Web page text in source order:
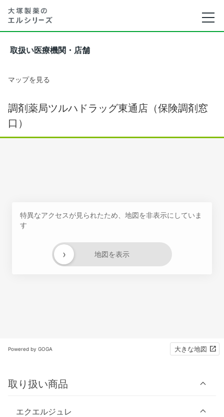
取扱い医療機関・店舗
マップを見る
調剤薬局ツルハドラッグ東通店（保険調剤窓
口）
特異なアクセスが見られたため、地図を非表示にしていま
す
地図を表示
›
Powered by GOGA 大きな地図
取り扱い商品
エクエルジュレ